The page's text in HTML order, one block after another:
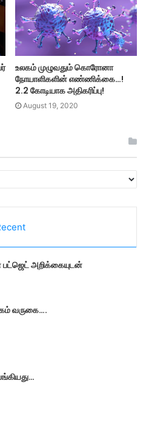
உலகம் முழுவதும் கொரோனா
நோயாளிகளின் எண்ணிக்கை…!
2.2 கோடியாக அதிகரிப்பு!
August 19, 2020
பட்ஜெட் அறிக்கையுடன்
வருகை….